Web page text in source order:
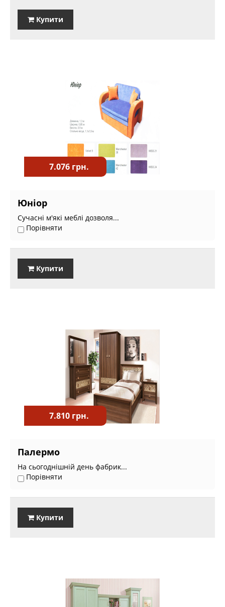
Купити
7.076 грн.
Юніор
Сучасні м'які меблі дозволя...
Порівняти
Купити
7.810 грн.
Палермо
На сьогоднішній день фабрик...
Порівняти
Купити